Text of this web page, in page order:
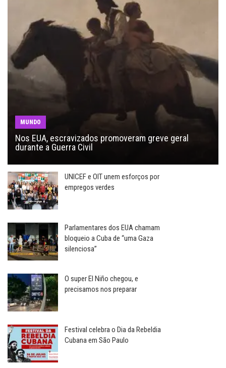
MUNDO
Nos EUA, escravizados promoveram greve geral
durante a Guerra Civil
UNICEF e OIT unem esforços por
empregos verdes
Parlamentares dos EUA chamam
bloqueio a Cuba de “uma Gaza
silenciosa”
O super El Niño chegou, e
precisamos nos preparar
Festival celebra o Dia da Rebeldia
Cubana em São Paulo